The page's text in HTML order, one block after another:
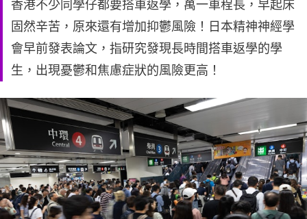
香港不少同學仔都要搭車返學，萬一車程長，早起床
固然辛苦，原來還有增加抑鬱風險！日本精神神經學
會早前發表論文，指研究發現長時間搭車返學的學
生，出現憂鬱和焦慮症狀的風險更高！